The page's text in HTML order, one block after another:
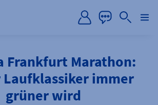
Frankfurt Marathon:
immer
grüner wird